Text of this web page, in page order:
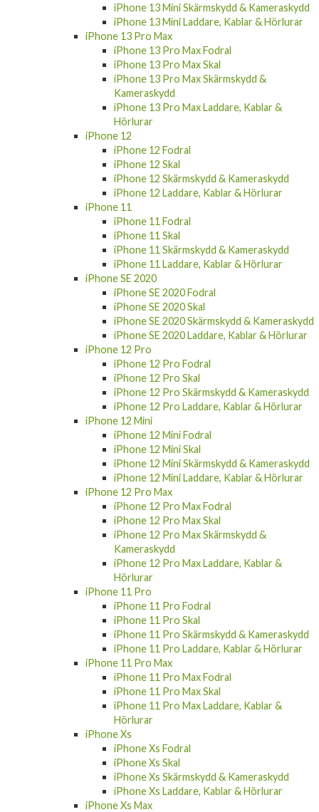
iPhone 13 Mini Skärmskydd & Kameraskydd
iPhone 13 Mini Laddare, Kablar & Hörlurar
iPhone 13 Pro Max
iPhone 13 Pro Max Fodral
iPhone 13 Pro Max Skal
iPhone 13 Pro Max Skärmskydd &
Kameraskydd
iPhone 13 Pro Max Laddare, Kablar &
Hörlurar
iPhone 12
iPhone 12 Fodral
iPhone 12 Skal
iPhone 12 Skärmskydd & Kameraskydd
iPhone 12 Laddare, Kablar & Hörlurar
iPhone 11
iPhone 11 Fodral
iPhone 11 Skal
iPhone 11 Skärmskydd & Kameraskydd
iPhone 11 Laddare, Kablar & Hörlurar
iPhone SE 2020
iPhone SE 2020 Fodral
iPhone SE 2020 Skal
iPhone SE 2020 Skärmskydd & Kameraskydd
iPhone SE 2020 Laddare, Kablar & Hörlurar
iPhone 12 Pro
iPhone 12 Pro Fodral
iPhone 12 Pro Skal
iPhone 12 Pro Skärmskydd & Kameraskydd
iPhone 12 Pro Laddare, Kablar & Hörlurar
iPhone 12 Mini
iPhone 12 Mini Fodral
iPhone 12 Mini Skal
iPhone 12 Mini Skärmskydd & Kameraskydd
iPhone 12 Mini Laddare, Kablar & Hörlurar
iPhone 12 Pro Max
iPhone 12 Pro Max Fodral
iPhone 12 Pro Max Skal
iPhone 12 Pro Max Skärmskydd &
Kameraskydd
iPhone 12 Pro Max Laddare, Kablar &
Hörlurar
iPhone 11 Pro
iPhone 11 Pro Fodral
iPhone 11 Pro Skal
iPhone 11 Pro Skärmskydd & Kameraskydd
iPhone 11 Pro Laddare, Kablar & Hörlurar
iPhone 11 Pro Max
iPhone 11 Pro Max Fodral
iPhone 11 Pro Max Skal
iPhone 11 Pro Max Laddare, Kablar &
Hörlurar
iPhone Xs
iPhone Xs Fodral
iPhone Xs Skal
iPhone Xs Skärmskydd & Kameraskydd
iPhone Xs Laddare, Kablar & Hörlurar
iPhone Xs Max